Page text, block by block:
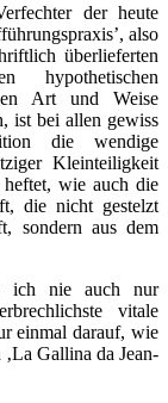
der heute
also
überlieferten
hypothetischen
Art und Weise
ist bei allen gewiss
die wendige
Kleinteiligkeit
heftet, wie auch die
die nicht gestelzt
sondern aus dem
ich nie auch nur
vitale
einmal darauf, wie
Gallina da Jean-